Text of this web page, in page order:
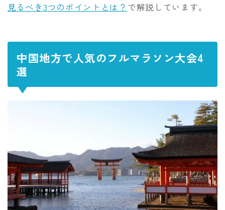
見るべき3つのポイントとは？ で解説しています。
中国地方で人気のフルマラソン大会4
選